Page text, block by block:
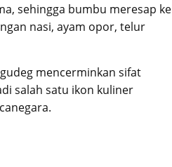
sehingga bumbu meresap ke
nasi, ayam opor, telur
mencerminkan sifat
salah satu ikon kuliner